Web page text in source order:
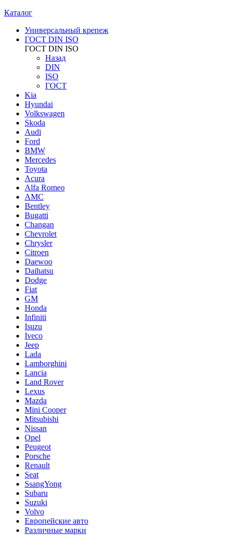
Каталог
Универсальный крепеж
ГОСТ DIN ISO
ГОСТ DIN ISO
Назад
DIN
ISO
ГОСТ
Kia
Hyundai
Volkswagen
Skoda
Audi
Ford
BMW
Mercedes
Toyota
Acura
Alfa Romeo
AMC
Bentley
Bugatti
Changan
Chevrolet
Chrysler
Citroen
Daewoo
Daihatsu
Dodge
Fiat
GM
Honda
Infiniti
Isuzu
Iveco
Jeep
Lada
Lamborghini
Lancia
Land Rover
Lexus
Mazda
Mini Cooper
Mitsubishi
Nissan
Opel
Peugeot
Porsche
Renault
Seat
SsangYong
Subaru
Suzuki
Volvo
Европейские авто
Различные марки